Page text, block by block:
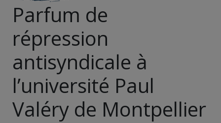
Parfum de
répression
antisyndicale à
l’université Paul
Valéry de Montpellier